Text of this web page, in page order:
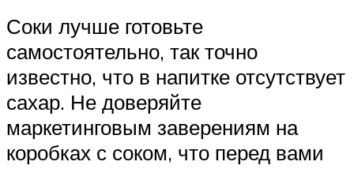
Соки лучше готовьте
самостоятельно, так точно
известно, что в напитке отсутствует
сахар. Не доверяйте
маркетинговым заверениям на
коробках с соком, что перед вами